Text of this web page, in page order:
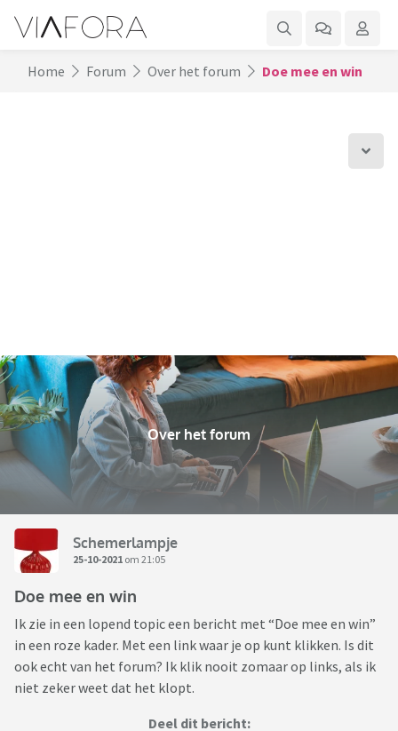
Home Forum Over het forum Doe mee en win
Over het forum
Schemerlampje
25-10-2021 om 21:05
Doe mee en win
Ik zie in een lopend topic een bericht met “Doe mee en win”
in een roze kader. Met een link waar je op kunt klikken. Is dit
ook echt van het forum? Ik klik nooit zomaar op links, als ik
niet zeker weet dat het klopt.
Deel dit bericht: